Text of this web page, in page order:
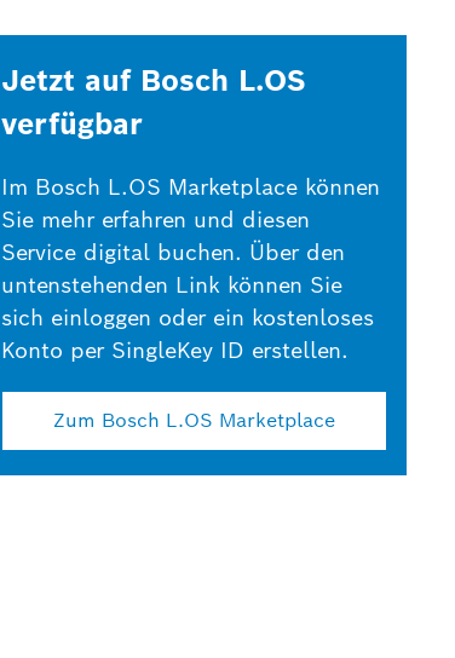
Jetzt auf Bosch L.OS
verfügbar
Im Bosch L.OS Marketplace können
Sie mehr erfahren und diesen
Service digital buchen. Über den
untenstehenden Link können Sie
sich einloggen oder ein kostenloses
Konto per SingleKey ID erstellen.
Zum Bosch L.OS Marketplace